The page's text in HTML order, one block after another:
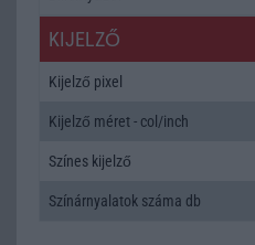
KIJELZŐ
Kijelző pixel
Kijelző méret - col/inch
Színes kijelző
Színárnyalatok száma db